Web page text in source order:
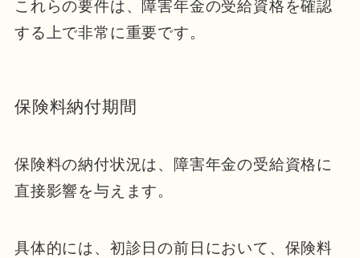
これらの要件は、障害年金の受給資格を確認
する上で非常に重要です。
保険料納付期間
保険料の納付状況は、障害年金の受給資格に
直接影響を与えます。
具体的には、初診日の前日において、保険料